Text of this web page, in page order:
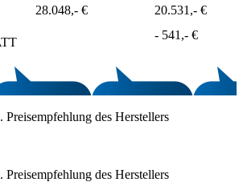
28.048,- €
20.531,- €
- 541,- €
Preisempfehlung des Herstellers
Preisempfehlung des Herstellers